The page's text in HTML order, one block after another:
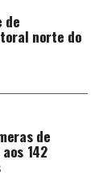
de
norte do
de
142